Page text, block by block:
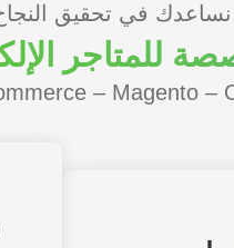
نساعدك في تحقيق
للمتاجر